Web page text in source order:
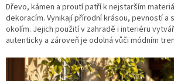
Dřevo, kámen a proutí patří k nejstarším
dekoracím. Vynikají přírodní krásou, pevností a
okolím. Jejich použití v zahradě i interiéru
autenticky a zároveň je odolná vůči módním